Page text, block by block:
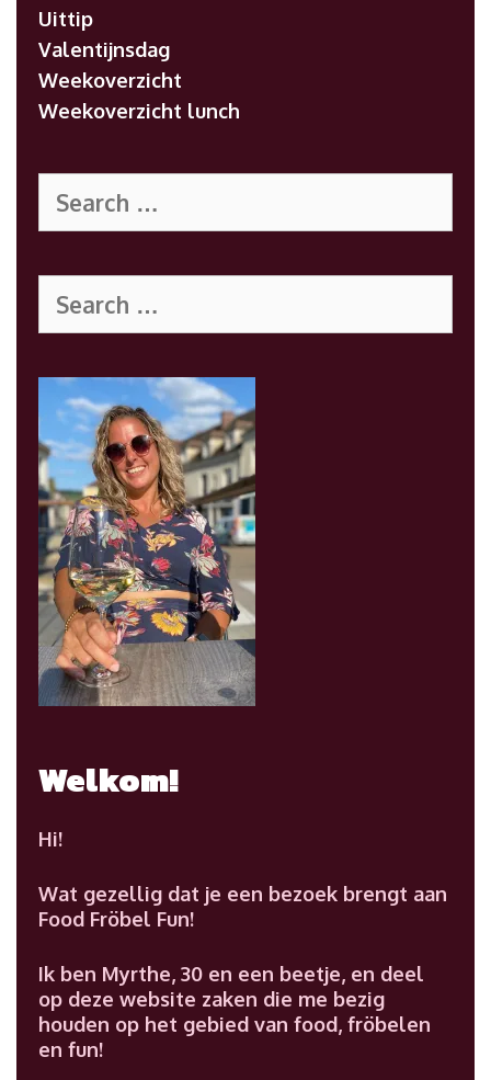
Uittip
Valentijnsdag
Weekoverzicht
Weekoverzicht lunch
for:
for:
Welkom!
Hi!
Wat gezellig dat je een bezoek brengt aan
Food Fröbel Fun!
Ik ben Myrthe, 30 en een beetje, en deel
op deze website zaken die me bezig
houden op het gebied van food, fröbelen
en fun!